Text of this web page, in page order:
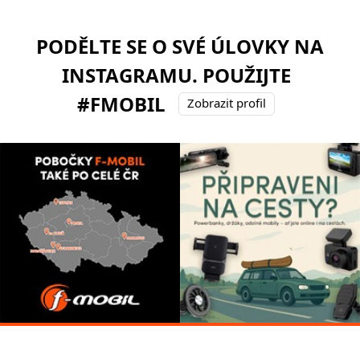
PODĚLTE SE O SVÉ ÚLOVKY NA
INSTAGRAMU. POUŽIJTE
#FMOBIL
Zobrazit profil